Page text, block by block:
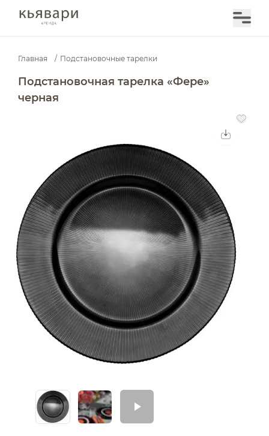
Главная / Подстановочные тарелки
Подстановочная тарелка «Фере»
черная